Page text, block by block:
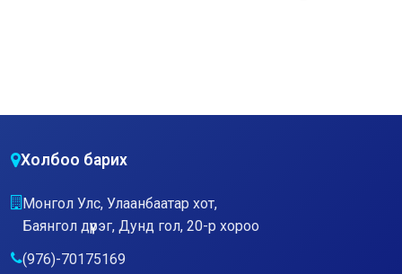
Холбоо барих
Монгол Улс, Улаанбаатар хот,
Баянгол дүүрэг, Дунд гол, 20-р хороо
(976)-70175169